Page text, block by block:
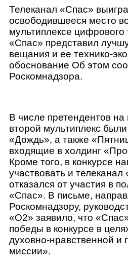
Телеканал «Спас»
освободившееся место
мультиплексе цифрового
«Спас» представил
вещания и ее технико-
обоснование Об этом
Роскомнадзора.
В числе претендентов на
второй мультиплекс
«Дождь», а также
входящие в холдинг
Кроме того, в конкурсе
участвовать и
отказался от участия в
«Спас». В письме,
Роскомнадзору,
«O2» заявило, что
победы в конкурсе в
духовно-нравственной и
миссии».